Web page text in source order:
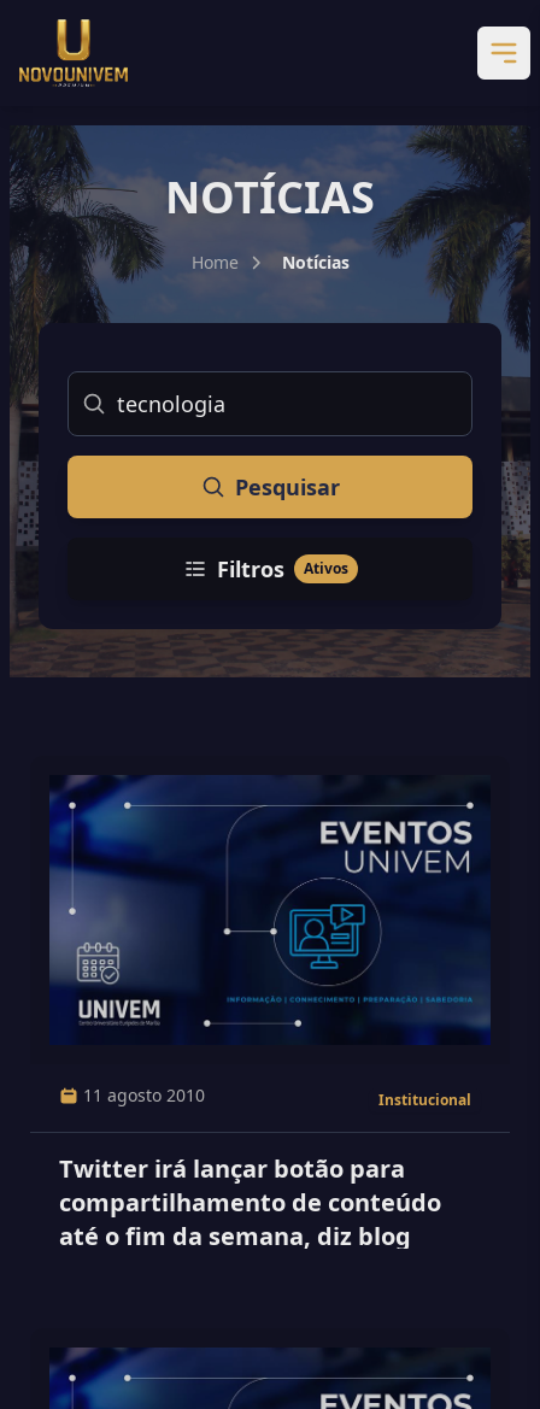
NOTÍCIAS
Home Notícias
Buscar
Pesquisar
Filtros Ativos
11 agosto 2010 Institucional
Twitter irá lançar botão para
compartilhamento de conteúdo
até o fim da semana, diz blog